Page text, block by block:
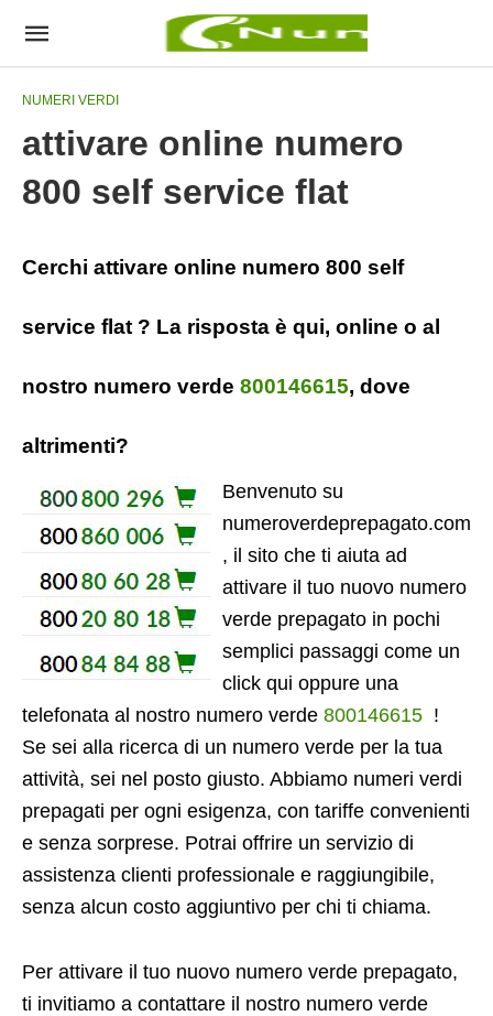
NUMERI VERDI
attivare online numero
800 self service flat
Cerchi attivare online numero 800 self
service flat ? La risposta è qui, online o al
nostro numero verde 800146615, dove
altrimenti?
Benvenuto su
numeroverdeprepagato.com
, il sito che ti aiuta ad
attivare il tuo nuovo numero
verde prepagato in pochi
semplici passaggi come un
click qui oppure una
telefonata al nostro numero verde 800146615 !
Se sei alla ricerca di un numero verde per la tua
attività, sei nel posto giusto. Abbiamo numeri verdi
prepagati per ogni esigenza, con tariffe convenienti
e senza sorprese. Potrai offrire un servizio di
assistenza clienti professionale e raggiungibile,
senza alcun costo aggiuntivo per chi ti chiama.
Per attivare il tuo nuovo numero verde prepagato,
ti invitiamo a contattare il nostro numero verde